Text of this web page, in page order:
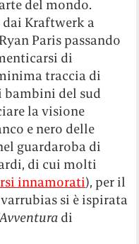
del mondo.
Kraftwerk a
Paris passando
di
traccia di
bambini del sud
la visione
e nero delle
guardaroba di
di cui molti
innamorati), per il
si è ispirata
di